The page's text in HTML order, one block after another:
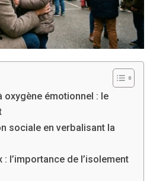
oxygène émotionnel : le
sociale en verbalisant la
l’importance de l’isolement